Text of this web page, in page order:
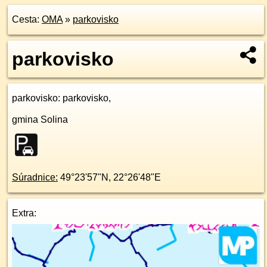
Cesta: OMA» parkovisko
parkovisko
parkovisko: parkovisko,
gmina Solina
Súradnice: 49°23'57"N , 22°26'48"E
Extra: